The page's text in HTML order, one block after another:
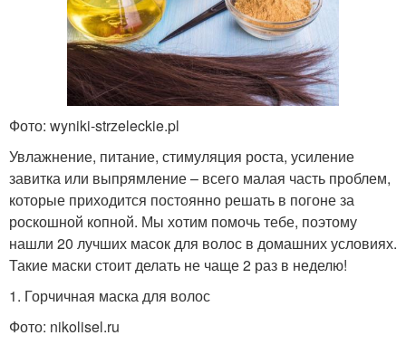
Фото: wyniki-strzeleckie.pl
Увлажнение, питание, стимуляция роста, усиление
завитка или выпрямление – всего малая часть проблем,
которые приходится постоянно решать в погоне за
роскошной копной. Мы хотим помочь тебе, поэтому
нашли 20 лучших масок для волос в домашних условиях.
Такие маски стоит делать не чаще 2 раз в неделю!
1. Горчичная маска для волос
Фото: nikolisel.ru